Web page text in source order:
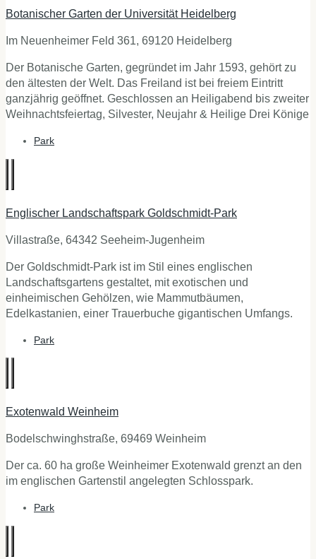
Botanischer Garten der Universität Heidelberg
Im Neuenheimer Feld 361, 69120 Heidelberg
Der Botanische Garten, gegründet im Jahr 1593, gehört zu
den ältesten der Welt. Das Freiland ist bei freiem Eintritt
ganzjährig geöffnet. Geschlossen an Heiligabend bis zweiter
Weihnachtsfeiertag, Silvester, Neujahr & Heilige Drei Könige
Park
Englischer Landschaftspark Goldschmidt-Park
Villastraße, 64342 Seeheim-Jugenheim
Der Goldschmidt-Park ist im Stil eines englischen
Landschaftsgartens gestaltet, mit exotischen und
einheimischen Gehölzen, wie Mammutbäumen,
Edelkastanien, einer Trauerbuche gigantischen Umfangs.
Park
Exotenwald Weinheim
Bodelschwinghstraße, 69469 Weinheim
Der ca. 60 ha große Weinheimer Exotenwald grenzt an den
im englischen Gartenstil angelegten Schlosspark.
Park